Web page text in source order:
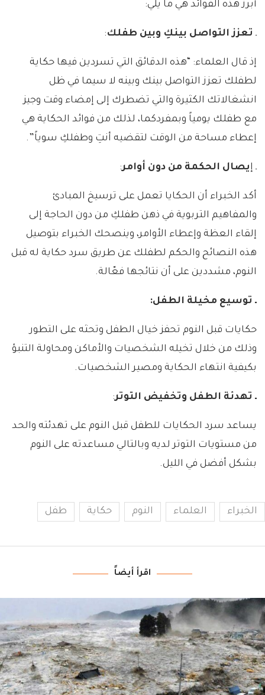
أبرز هذه الفوائد هي ما يلي:
ـ تعزز التواصل بينكِ وبين طفلك:
إذ قال العلماء: “هذه الدقائق التي تسردين فيها حكاية
لطفلك تعزز التواصل بينك وبينه لا سيما في ظل
انشغالاتك الكثيرة والتي تضطرك إلى إمضاء وقت وجيز
مع طفلك يومياً وبمفردكما، لذلك من فوائد الحكاية هي
إعطاء مساحة من الوقت لتقضيه أنتِ وطفلكِ سوياً”.
ـ إيصال الحكمة من دون أوامر:
أكد الخبراء أن الحكايا تعمل على ترسيخ المبادئ
والمفاهيم التربوية في ذهن طفلكِ من دون الحاجة إلى
إلقاء العظة وإعطاء الأوامر، وينصحك الخبراء بتوصيل
هذه النصائح والحكم لطفلك عن طريق سرد حكاية له قبل
النوم، مشددين على أن نتائجها فعّالة.
ـ توسيع مخيلة الطفل:
حكايات قبل النوم تحفز خيال الطفل وتحثه على التطور
وذلك من خلال تخيله الشخصيات والأماكن ومحاولة التنبؤ
بكيفية انتهاء الحكاية ومصير الشخصيات.
ـ تهدئة الطفل وتخفيض التوتر:
يساعد سرد الحكايات للطفل قبل النوم على تهدئته والحد
من مستويات التوتر لديه وبالتالي مساعدته على النوم
بشكل أفضل في الليل.
الخبراء العلماء النوم حكاية طفل
اقرأ أيضاً